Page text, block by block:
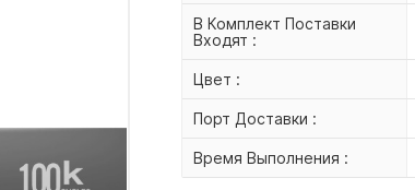
В Комплект Поставки
Входят :
Цвет :
Порт Доставки :
Время Выполнения :